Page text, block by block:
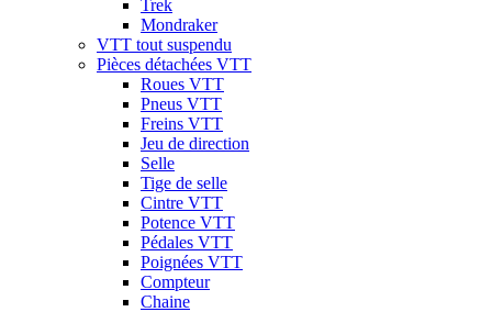
Trek
Mondraker
VTT tout suspendu
Pièces détachées VTT
Roues VTT
Pneus VTT
Freins VTT
Jeu de direction
Selle
Tige de selle
Cintre VTT
Potence VTT
Pédales VTT
Poignées VTT
Compteur
Chaine